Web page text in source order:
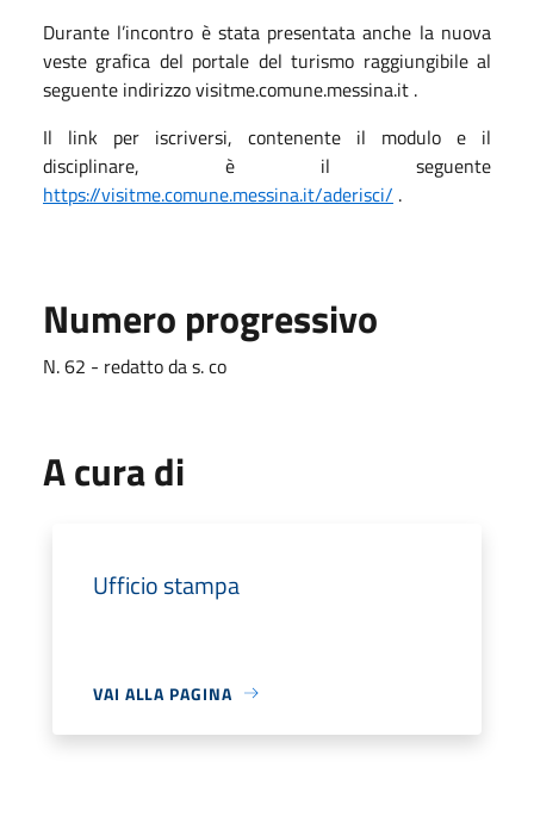
Durante l’incontro è stata presentata anche la nuova
veste grafica del portale del turismo raggiungibile al
seguente indirizzo visitme.comune.messina.it .
Il link per iscriversi, contenente il modulo e il
disciplinare, è il seguente
https://visitme.comune.messina.it/aderisci/ .
Numero progressivo
N. 62 - redatto da s. co
A cura di
Ufficio stampa
VAI ALLA PAGINA